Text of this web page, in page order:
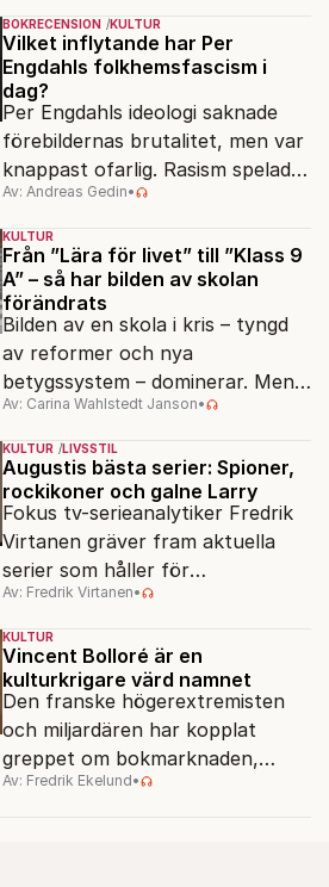
BOKRECENSION KULTUR
Vilket inflytande har Per
Engdahls folkhemsfascism i
dag?
Per Engdahls ideologi saknade
förebildernas brutalitet, men var
knappast ofarlig. Rasism spelades
ned i förmån för "kultur". Känns
det igen?
Av: Andreas Gedin•
KULTUR
Från ”Lära för livet” till ”Klass 9
A” – så har bilden av skolan
förändrats
Bilden av en skola i kris – tyngd
av reformer och nya
betygssystem – dominerar. Men
vem äger berättelsen om skolan?
Av: Carina Wahlstedt Janson•
KULTUR LIVSSTIL
Augustis bästa serier: Spioner,
rockikoner och galne Larry
Fokus tv-serieanalytiker Fredrik
Virtanen gräver fram aktuella
serier som håller för
augustisoffan – när
sensommarmörkret smyger sig
på och tv-utbudet blir din bästa
vän.
Av: Fredrik Virtanen•
KULTUR
Vincent Bolloré är en
kulturkrigare värd namnet
Den franske högerextremisten
och miljardären har kopplat
greppet om bokmarknaden,
filmbolag, tv- och radiokanaler.
Av: Fredrik Ekelund•